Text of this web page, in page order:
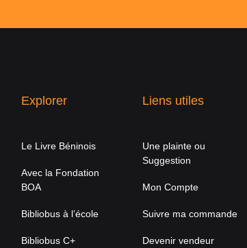
Explorer
Le Livre Béninois
Avec la Fondation
BOA
Bibliobus à l’école
Bibliobus C+
Liens utiles
Une plainte ou
Suggestion
Mon Compte
Suivre ma commande
Devenir vendeur